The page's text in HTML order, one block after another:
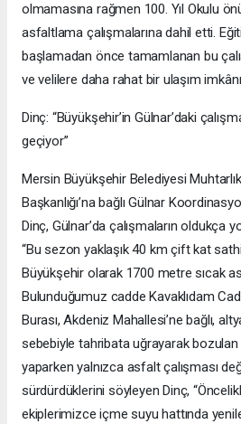
olmamasına rağmen 100. Yıl Okulu
asfaltlama çalışmalarına dahil etti.
başlamadan önce tamamlanan bu
ve velilere daha rahat bir ulaşım
Dinç: “Büyükşehir’in Gülnar’daki
geçiyor”
Mersin Büyükşehir Belediyesi
Başkanlığı’na bağlı Gülnar
Dinç, Gülnar’da çalışmaların oldukça
“Bu sezon yaklaşık 40 km çift kat
Büyükşehir olarak 1700 metre sıcak
Bulunduğumuz cadde Kavaklıdam
Burası, Akdeniz Mahallesi’ne bağlı,
sebebiyle tahribata uğrayarak bozulan
yaparken yalnızca asfalt çalışması
sürdürdüklerini söyleyen Dinç,
ekiplerimizce içme suyu hattında